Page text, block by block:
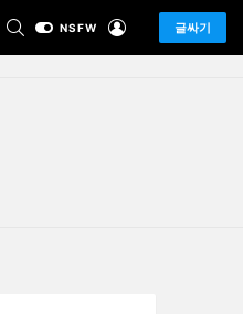
SWITCHSEARCHNSFW 글싸기